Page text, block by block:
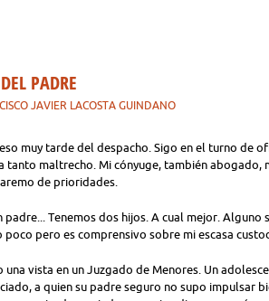
PADRE
JAVIER LACOSTA GUINDANO
muy tarde del despacho. Sigo en el turno de
tanto maltrecho. Mi cónyuge, también abogado,
de prioridades.
padre... Tenemos dos hijos. A cual mejor. Alguno
poco pero es comprensivo sobre mi escasa
una vista en un Juzgado de Menores. Un
a quien su padre seguro no supo impulsar